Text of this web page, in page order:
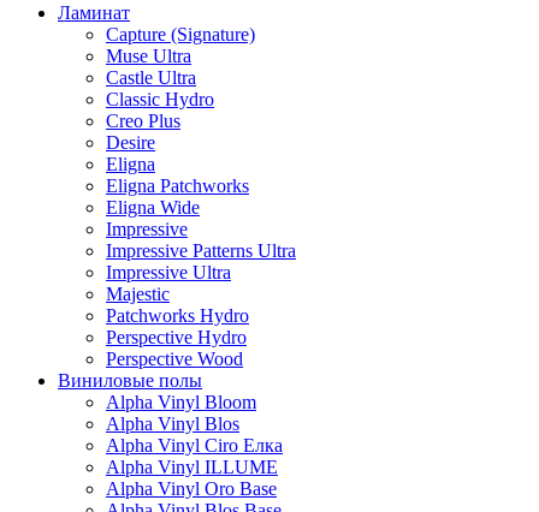
Ламинат
Capture (Signature)
Muse Ultra
Castle Ultra
Classic Hydro
Creo Plus
Desire
Eligna
Eligna Patchworks
Eligna Wide
Impressive
Impressive Patterns Ultra
Impressive Ultra
Majestic
Patchworks Hydro
Perspective Hydro
Perspective Wood
Виниловые полы
Alpha Vinyl Bloom
Alpha Vinyl Blos
Alpha Vinyl Ciro Елка
Alpha Vinyl ILLUME
Alpha Vinyl Oro Base